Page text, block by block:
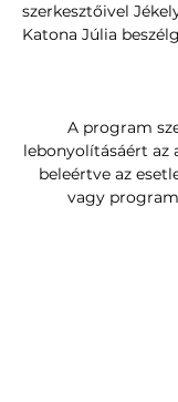
szerkesztőivel
Katona Júlia
A program
lebonyolításáért az
beleértve az
vagy